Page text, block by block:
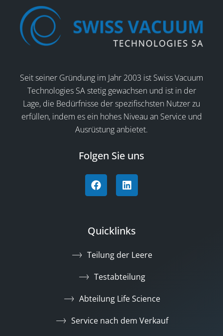
Seit seiner Gründung im Jahr 2003 ist Swiss Vacuum
Technologies SA stetig gewachsen und ist in der
Lage, die Bedürfnisse der spezifischsten Nutzer zu
erfüllen, indem es ein hohes Niveau an Service und
Ausrüstung anbietet.
Folgen Sie uns
Quicklinks
Teilung der Leere
Testabteilung
Abteilung Life Science
Service nach dem Verkauf